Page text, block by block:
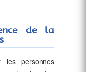
de la
les personnes